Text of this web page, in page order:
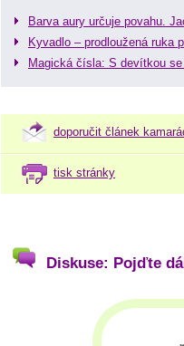
Barva aury určuje povahu.
Kyvadlo – prodloužená ruka
Magická čísla: S devítkou se
doporučit článek
tisk stránky
Diskuse: Pojďte